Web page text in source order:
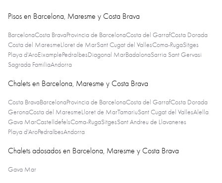
Pisos en Barcelona, Maresme y Costa Brava
BarcelonaCosta BravaProvincia de BarcelonaCosta del GarrafCosta Dorada
Costa del MaresmeLloret de MarSant Cugat del VallesComa-RugaSitges
Playa d'AroEixamplePedralbesDiagonal MarBadalonaSarria Sant Gervasi
Sagrada FamiliaAndorra
Chalets en Barcelona, Maresme y Costa Brava
Costa BravaBarcelonaProvincia de BarcelonaCosta del GarrafCosta Dorada
GeronaCosta del MaresmeLloret de MarTamariuSant Cugat del VallesAlella
Gava MarCastelldefelsComa-RugaSitgesSant Andreu de Llavaneres
Playa d'AroPedralbesAndorra
Chalets adosados en Barcelona, Maresme y Costa Brava
Gava Mar